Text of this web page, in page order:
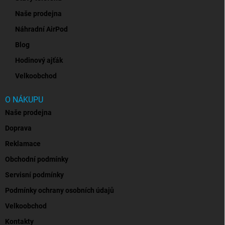
Naše prodejna
Náhradní AirPod
Blog
Hodinový ajťák
Velkoobchod
O NÁKUPU
Naše prodejna
Doprava
Reklamace
Obchodní podmínky
Servisní podmínky
Podmínky ochrany osobních údajů
Velkoobchod
Kontakty